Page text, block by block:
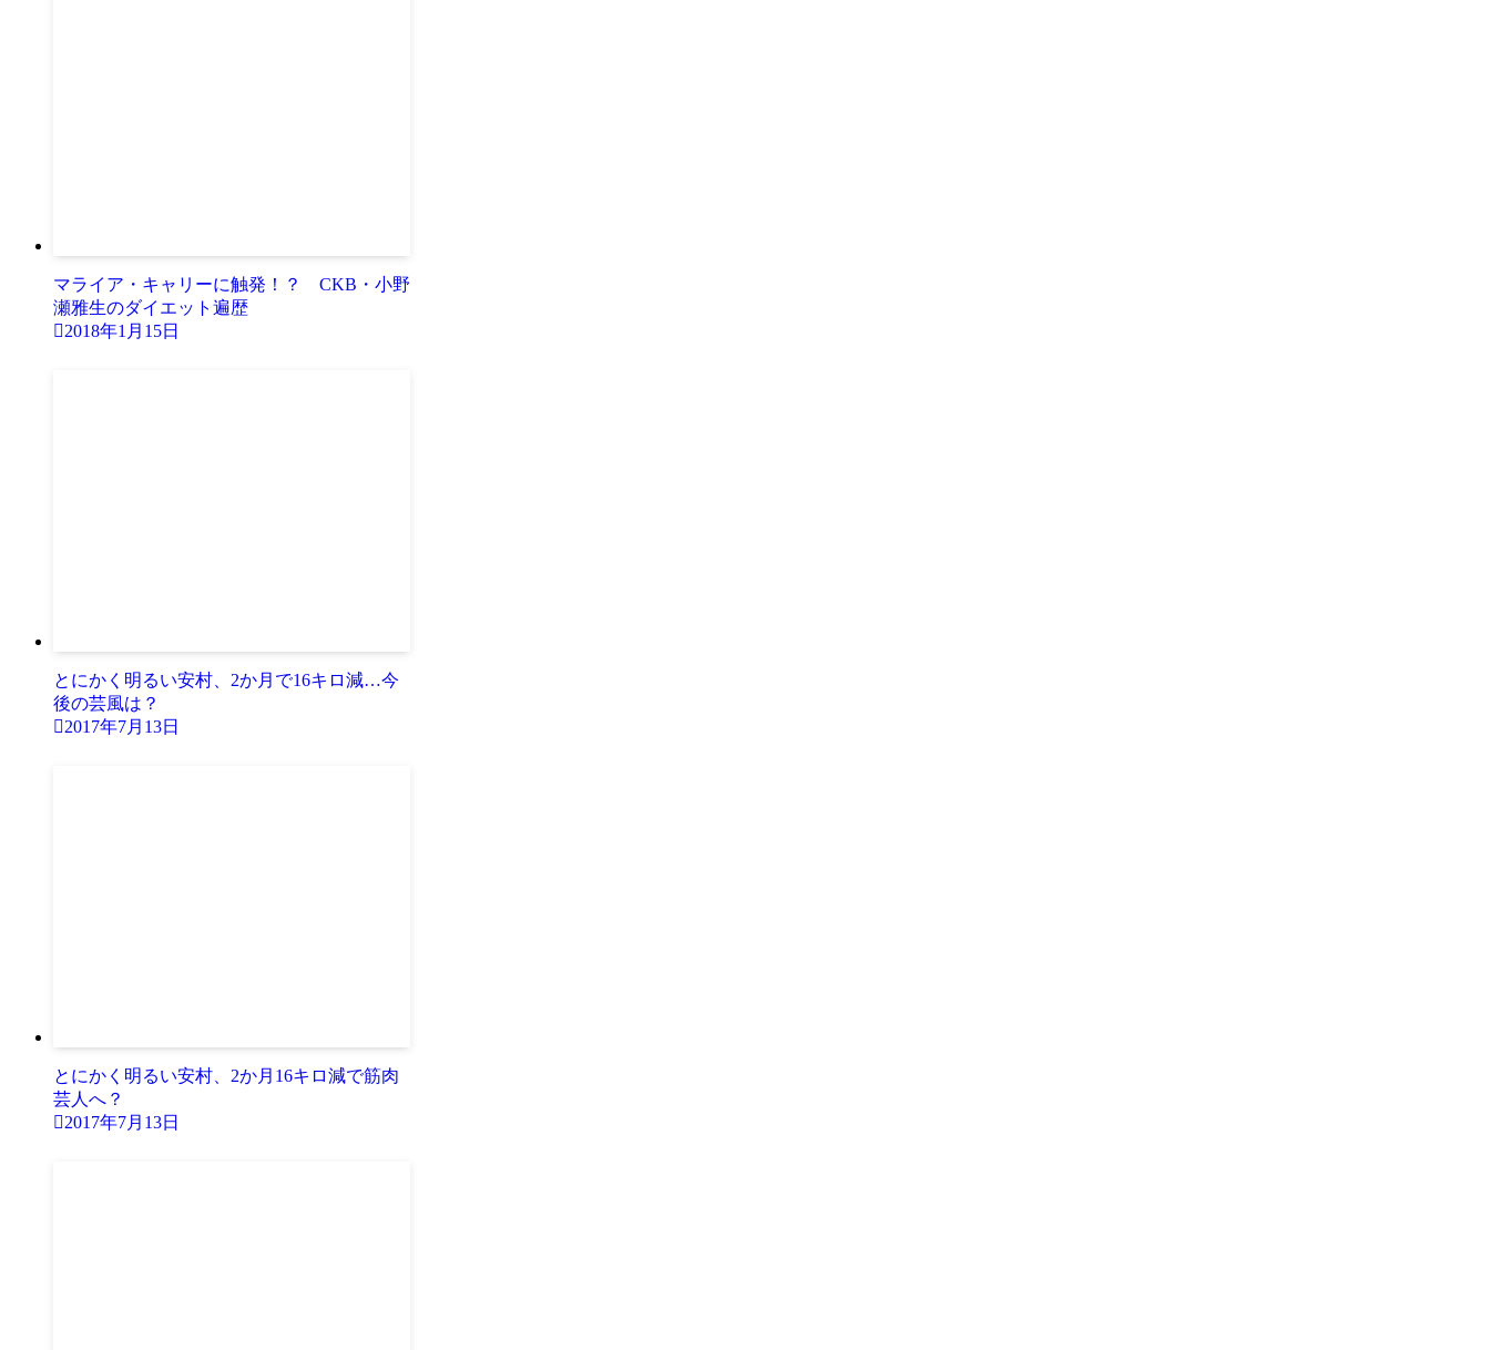
マライア・キャリーに触発！？ CKB・小野
瀬雅生のダイエット遍歴
2018年1月15日
とにかく明るい安村、2か月で16キロ減…今
後の芸風は？
2017年7月13日
とにかく明るい安村、2か月16キロ減で筋肉
芸人へ？
2017年7月13日